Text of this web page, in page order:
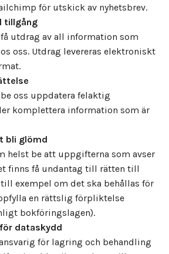
för utskick av nyhetsbrev.
tillgång
utdrag av all information som
oss. Utdrag levereras elektroniskt
oss uppdatera felaktig
komplettera information som är
bli glömd
helst be att uppgifterna som avser
finns få undantag till rätten till
exempel om det ska behållas för
en rättslig förpliktelse
bokföringslagen).
dataskydd
för lagring och behandling